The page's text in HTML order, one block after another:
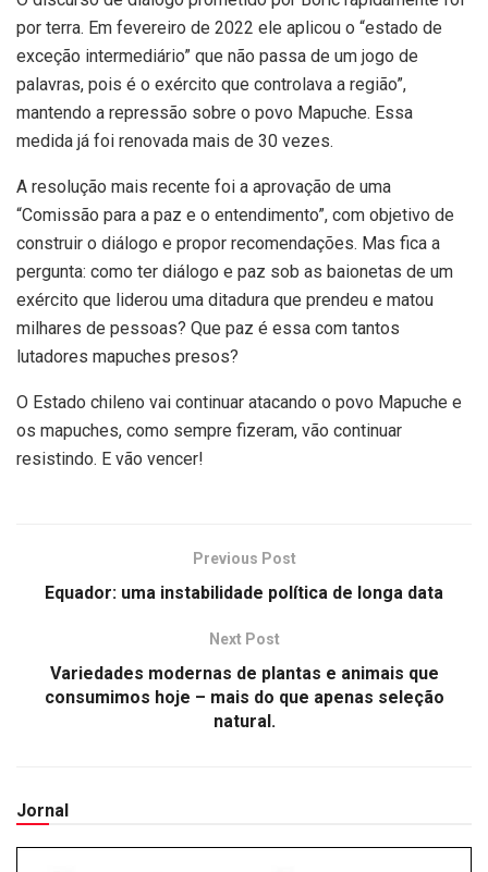
por terra. Em fevereiro de 2022 ele aplicou o “estado de
exceção intermediário” que não passa de um jogo de
palavras, pois é o exército que controlava a região”,
mantendo a repressão sobre o povo Mapuche. Essa
medida já foi renovada mais de 30 vezes.
A resolução mais recente foi a aprovação de uma
“Comissão para a paz e o entendimento”, com objetivo de
construir o diálogo e propor recomendações. Mas fica a
pergunta: como ter diálogo e paz sob as baionetas de um
exército que liderou uma ditadura que prendeu e matou
milhares de pessoas? Que paz é essa com tantos
lutadores mapuches presos?
O Estado chileno vai continuar atacando o povo Mapuche e
os mapuches, como sempre fizeram, vão continuar
resistindo. E vão vencer!
Previous Post
Equador: uma instabilidade política de longa data
Next Post
Variedades modernas de plantas e animais que
consumimos hoje – mais do que apenas seleção
natural.
Jornal